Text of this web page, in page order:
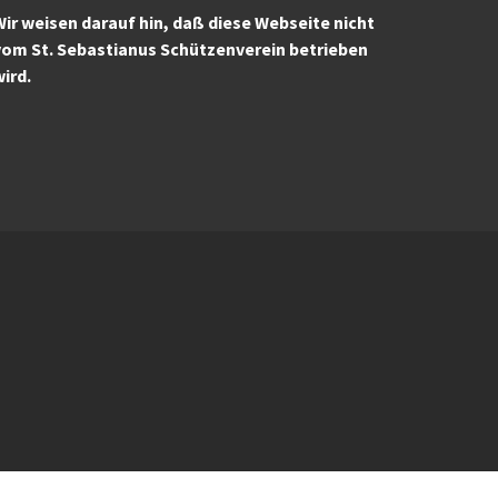
weisen darauf hin, daß diese Webseite nicht
St. Sebastianus Schützenverein betrieben